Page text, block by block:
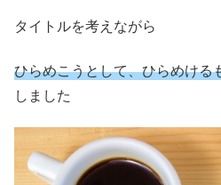
タイトルを考えながら
ひらめこうとして、ひらめける
しました